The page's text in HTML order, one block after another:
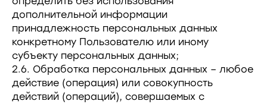
дополнительной информации
принадлежность персональных данных
конкретному Пользователю или иному
субъекту персональных данных;
2.6. Обработка персональных данных – любое
действие (операция) или совокупность
действий (операций), совершаемых с